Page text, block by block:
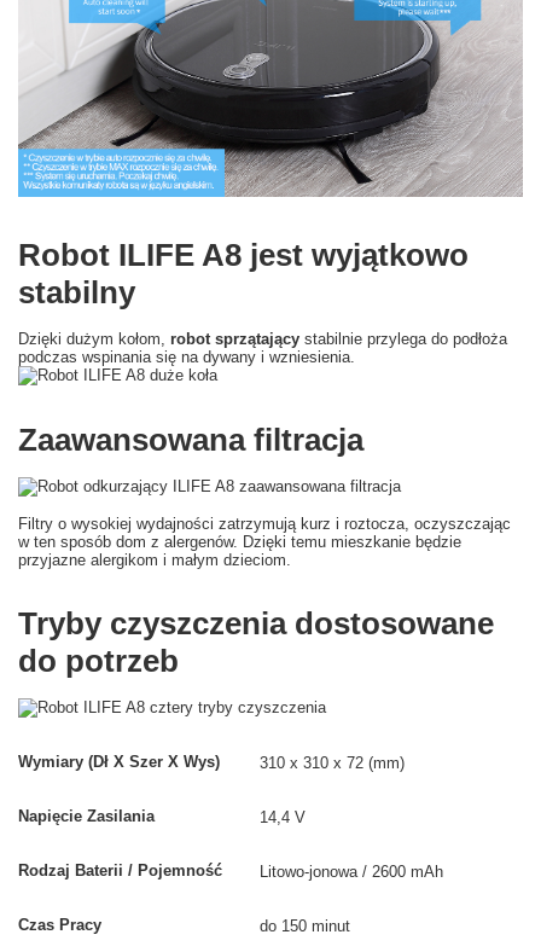
Robot ILIFE A8 jest wyjątkowo
stabilny
Dzięki dużym kołom, robot sprzątający stabilnie przylega do podłoża
podczas wspinania się na dywany i wzniesienia.
Zaawansowana filtracja
Filtry o wysokiej wydajności zatrzymują kurz i roztocza, oczyszczając
w ten sposób dom z alergenów. Dzięki temu mieszkanie będzie
przyjazne alergikom i małym dzieciom.
Tryby czyszczenia dostosowane
do potrzeb
Wymiary (Dł X Szer X Wys) 310 x 310 x 72 (mm)
Napięcie Zasilania 14,4 V
Rodzaj Baterii / Pojemność Litowo-jonowa / 2600 mAh
Czas Pracy do 150 minut